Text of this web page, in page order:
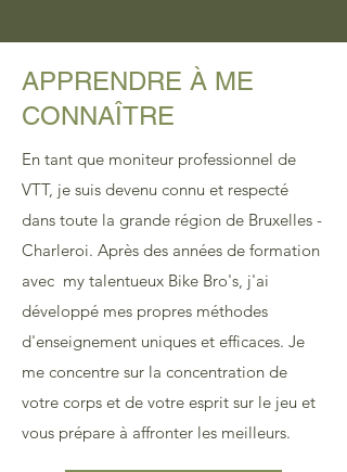
APPRENDRE À ME
CONNAÎTRE
En tant que moniteur professionnel de
VTT, je suis devenu connu et respecté
dans toute la grande région de Bruxelles -
Charleroi. Après des années de formation
avec my talentueux Bike Bro's, j'ai
développé mes propres méthodes
d'enseignement uniques et efficaces. Je
me concentre sur la concentration de
votre corps et de votre esprit sur le jeu et
vous prépare à affronter les meilleurs.